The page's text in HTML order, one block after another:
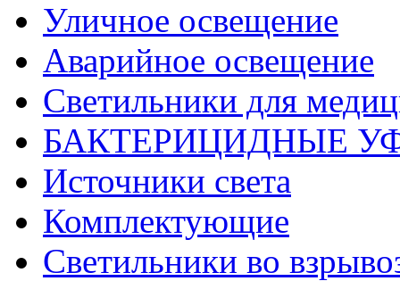
Уличное освещение
Аварийное освещение
Светильники для
БАКТЕРИЦИДНЫЕ
Источники света
Комплектующие
Светильники во